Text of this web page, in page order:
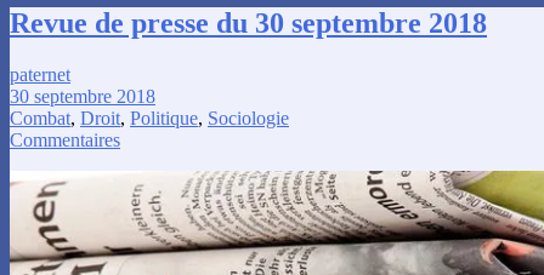
Revue de presse du 30 septembre 2018
paternet
30 septembre 2018
Combat, Droit, Politique, Sociologie
Commentaires